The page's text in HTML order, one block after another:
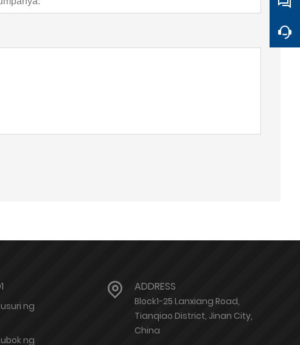
ng
ng
ADDRESS
Block1-25 Lanxiang Road,
Tianqiao District, Jinan City,
China